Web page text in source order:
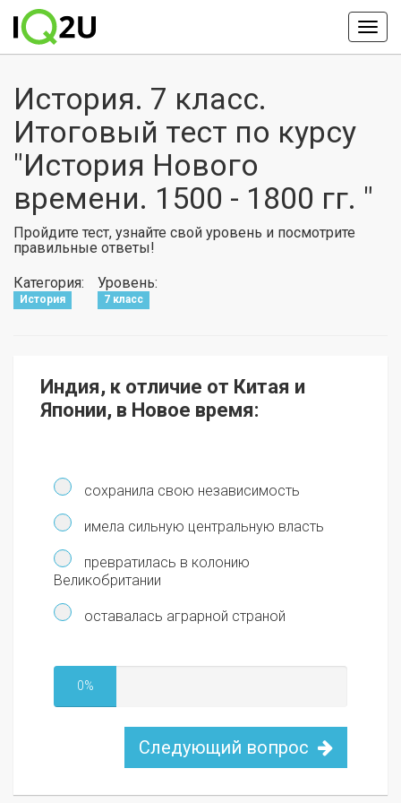
История. 7 класс.
Итоговый тест по курсу
"История Нового
времени. 1500 - 1800 гг. "
Пройдите тест, узнайте свой уровень и посмотрите
правильные ответы!
Категория:
История
Уровень:
7 класс
Индия, к отличие от Китая и
Японии, в Новое время:
сохранила свою независимость
имела сильную центральную власть
превратилась в колонию
Великобритании
оставалась аграрной страной
0%
Следующий вопрос